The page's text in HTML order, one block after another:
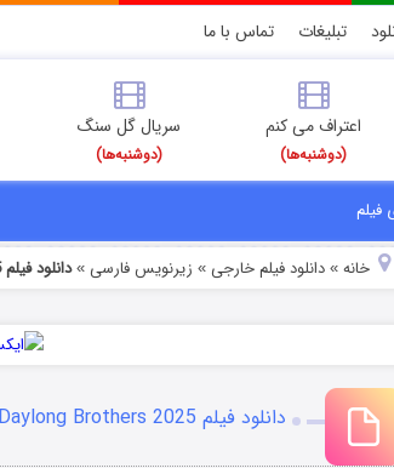
تبلیغات تماس با ما
اعتراف می کنم
(دوشنبه‌ها)
سریال گل سنگ
(دوشنبه‌ها)
فیلم
خانه» دانلود فیلم خارجی » زیرنویس فارسی »دانلود فیلم The Devil and the Daylong Brothers 2025
دانلود فیلم The Devil and the Daylong Brothers 2025